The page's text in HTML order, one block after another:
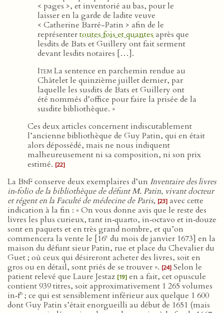
< pages >, et inventorié au bas, pour le
laisser en la garde de ladite veuve
< Catherine Barré-Patin > afin de le
représentertoutes fois et quantesaprès que
lesdits de Bats et Guillery ont fait serment
devant lesdits notaires […].
ItemLa sentence en parchemin rendue au
Châtelet le quinzième juillet dernier, par
laquelle les susdits de Bats et Guillery ont
été nommés d’office pour faire la prisée de la
susdite bibliothèque. »
Ces deux articles concernent indiscutablement
l’ancienne bibliothèque de Guy Patin, qui en était
alors dépossédé, mais ne nous indiquent
malheureusement ni sa composition, ni son prix
estimé. [22]
La BnFconserve deux exemplaires d’un Inventaire des livres
in‑folio de la bibliothèque de défunt M. Patin, vivant docteur
et régent en la Faculté de médecine de Paris, [23] avec cette
indication à la fin : « On vous donne avis que le reste des
livres les plus curieux, tant in‑quarto, in‑octavo et in‑douze
sont en paquets et en très grand nombre, et qu’on
commencera la vente le [16e du mois de janvier 1673] en la
maison du défunt sieur Patin, rue et place du Chevalier du
Guet ; où ceux qui désireront acheter des livres, soit en
gros ou en détail, sont priés de se trouver ». [24] Selon le
patient relevé que Laure Jestaz [19] en a fait, cet opuscule
contient 939 titres, soit approximativement 1 265 volumes
in‑fo ; ce qui est sensiblement inférieur aux quelque 1 600
dont Guy Patin s’était enorgueilli au début de 1651 (mais